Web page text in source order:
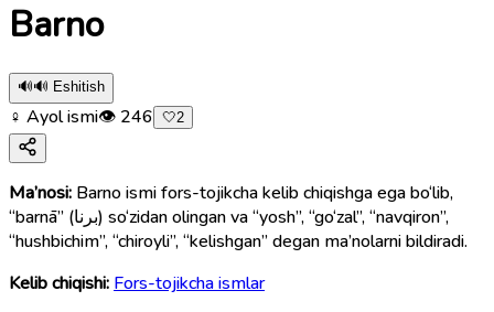
Barno
🔊🔊 Eshitish
♀ Ayol ismi👁 246 🤍2
Ma’nosi: Barno ismi fors-tojikcha kelib chiqishga ega bo‘lib,
“barnā” (برنا) so‘zidan olingan va “yosh”, “go‘zal”, “navqiron”,
“hushbichim”, “chiroyli”, “kelishgan” degan ma’nolarni bildiradi.
Kelib chiqishi: Fors-tojikcha ismlar